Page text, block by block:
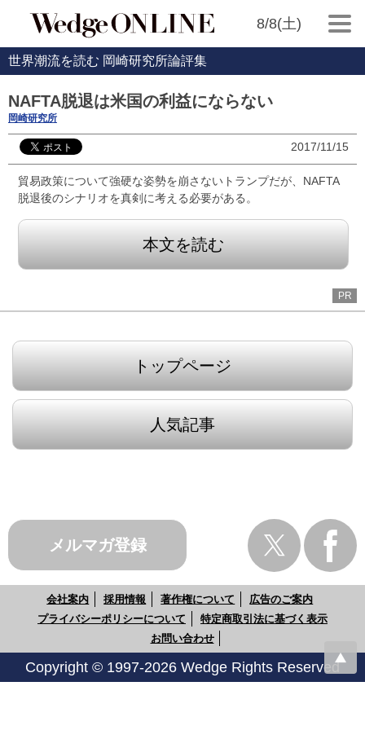
8/8(土)
世界潮流を読む 岡崎研究所論評集
NAFTA脱退は米国の利益にならない
岡崎研究所
2017/11/15
貿易政策について強硬な姿勢を崩さないトランプだが、NAFTA
脱退後のシナリオを真剣に考える必要がある。
本文を読む
PR
トップページ
人気記事
メルマガ登録
会社案内 採用情報 著作権について
広告のご案内
プライバシーポリシーについて
特定商取引法に基づく表示
お問い合わせ
Copyright © 1997-2026 Wedge Rights Reserved